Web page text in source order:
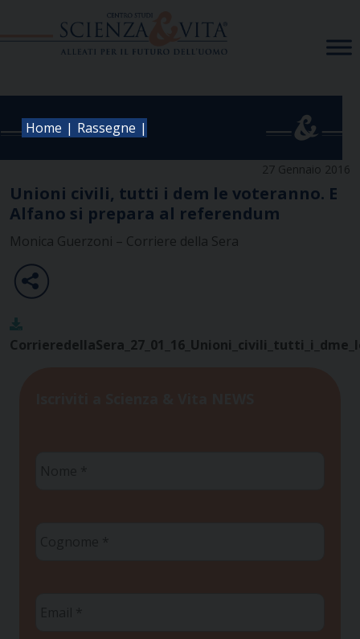
Home | Rassegne |
27 Gennaio 2016
Unioni civili, tutti i dem le voteranno. E
Alfano si prepara al referendum
Monica Guerzoni – Corriere della Sera